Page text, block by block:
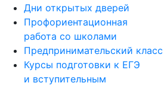
Дни открытых дверей
Профориентационная
работа со школами
Предпринимательский класс
Курсы подготовки к ЕГЭ
и вступительным